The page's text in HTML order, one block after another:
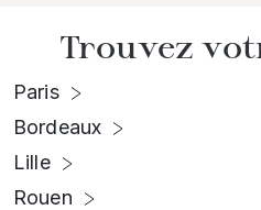
Trouvez
Paris
Bordeaux
Lille
Rouen